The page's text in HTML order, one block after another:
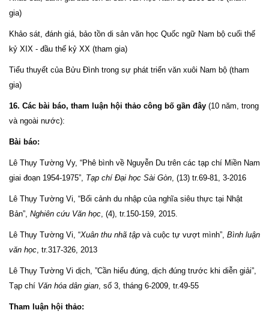
gia)
Khảo sát, đánh giá, bảo tồn di sản văn học Quốc ngữ Nam bộ cuối thế
kỷ XIX - đầu thế kỷ XX (tham gia)
Tiểu thuyết của Bửu Đình trong sự phát triển văn xuôi Nam bộ (tham
gia)
16. Các bài báo, tham luận hội thảo công bố gần đây (10 năm, trong
và ngoài nước):
Bài báo:
Lê Thụy Tường Vy, “Phê bình về Nguyễn Du trên các tạp chí Miền Nam
giai đoạn 1954-1975”, Tạp chí Đại học Sài Gòn , (13) tr.69-81, 3-2016
Lê Thụy Tường Vi, “Bối cảnh du nhập của nghĩa siêu thực tại Nhật
Bản”, Nghiên cứu Văn học , (4), tr.150-159, 2015.
Lê Thụy Tường Vi, “Xuân thu nhã tập và cuộc tự vượt mình”, Bình luận
văn học , tr.317-326, 2013
Lê Thụy Tường Vi dịch, ”Cần hiểu đúng, dịch đúng trước khi diễn giải”,
Tạp chí Văn hóa dân gian , số 3, tháng 6-2009, tr.49-55
Tham luận hội thảo: